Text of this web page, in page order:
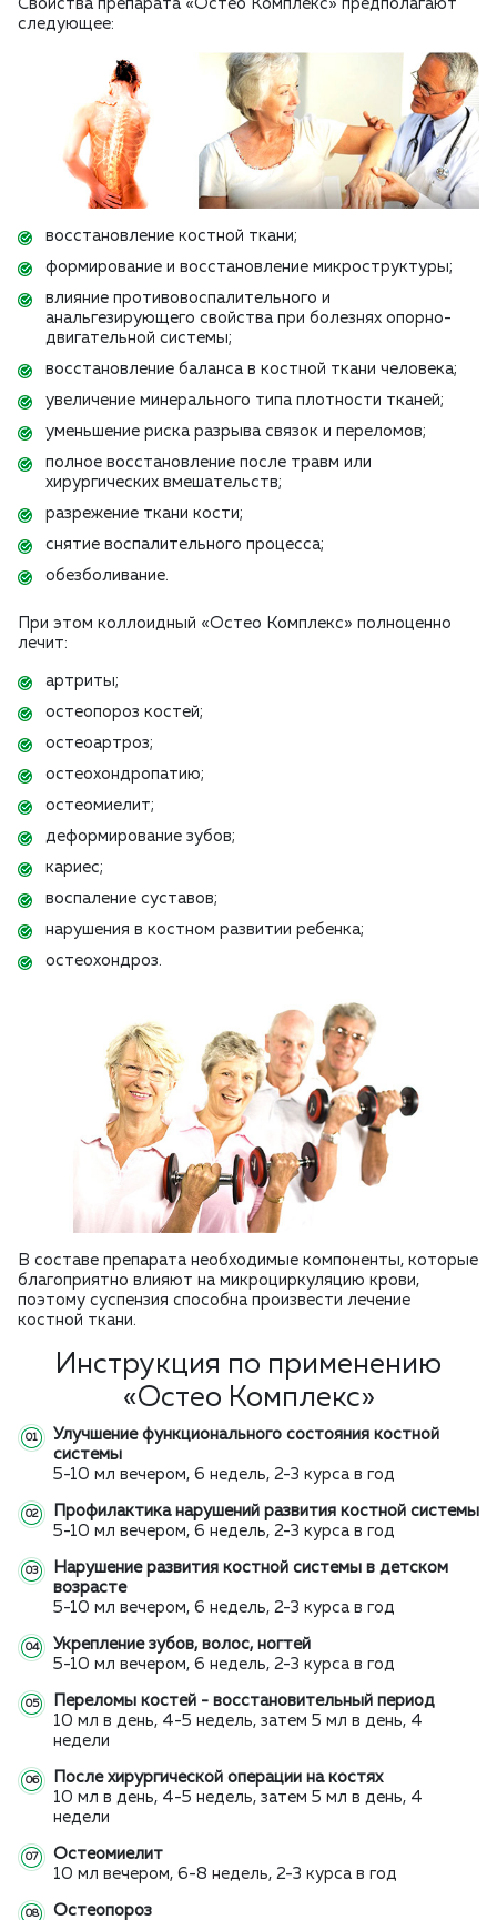
Свойства препарата «Остео Комплекс» предполагают
следующее:
восстановление костной ткани;
формирование и восстановление микроструктуры;
влияние противовоспалительного и
анальгезирующего свойства при болезнях опорно-
двигательной системы;
восстановление баланса в костной ткани человека;
увеличение минерального типа плотности тканей;
уменьшение риска разрыва связок и переломов;
полное восстановление после травм или
хирургических вмешательств;
разрежение ткани кости;
снятие воспалительного процесса;
обезболивание.
При этом коллоидный «Остео Комплекс» полноценно
лечит:
артриты;
остеопороз костей;
остеоартроз;
остеохондропатию;
остеомиелит;
деформирование зубов;
кариес;
воспаление суставов;
нарушения в костном развитии ребенка;
остеохондроз.
В составе препарата необходимые компоненты, которые
благоприятно влияют на микроциркуляцию крови,
поэтому суспензия способна произвести лечение
костной ткани.
Инструкция по применению
«Остео Комплекс»
Улучшение функционального состояния костной
системы
5-10 мл вечером, 6 недель, 2-3 курса в год
Профилактика нарушений развития костной системы
5-10 мл вечером, 6 недель, 2-3 курса в год
Нарушение развития костной системы в детском
возрасте
5-10 мл вечером, 6 недель, 2-3 курса в год
Укрепление зубов, волос, ногтей
5-10 мл вечером, 6 недель, 2-3 курса в год
Переломы костей - восстановительный период
10 мл в день, 4-5 недель, затем 5 мл в день, 4
недели
После хирургической операции на костях
10 мл в день, 4-5 недель, затем 5 мл в день, 4
недели
Остеомиелит
10 мл вечером, 6-8 недель, 2-3 курса в год
Остеопороз